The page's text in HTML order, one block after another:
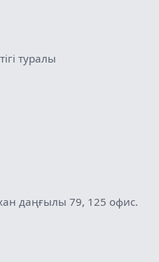
туралы
даңғылы 79, 125 офис.